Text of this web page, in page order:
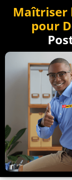
Maîtriser
pour